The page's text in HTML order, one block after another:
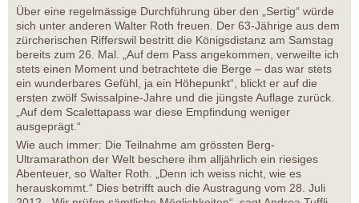
Über eine regelmässige Durchführung über den „Sertig“ würde
sich unter anderen Walter Roth freuen. Der 63-Jährige aus dem
zürcherischen Rifferswil bestritt die Königsdistanz am Samstag
bereits zum 26. Mal. „Auf dem Pass angekommen, verweilte ich
stets einen Moment und betrachtete die Berge – das war stets
ein wunderbares Gefühl, ja ein Höhepunkt“, blickt er auf die
ersten zwölf Swissalpine-Jahre und die jüngste Auflage zurück.
„Auf dem Scalettapass war diese Empfindung weniger
ausgeprägt.“
Wie auch immer: Die Teilnahme am grössten Berg-
Ultramarathon der Welt beschere ihm alljährlich ein riesiges
Abenteuer, so Walter Roth. „Denn ich weiss nicht, wie es
herauskommt.“ Dies betrifft auch die Austragung vom 28. Juli